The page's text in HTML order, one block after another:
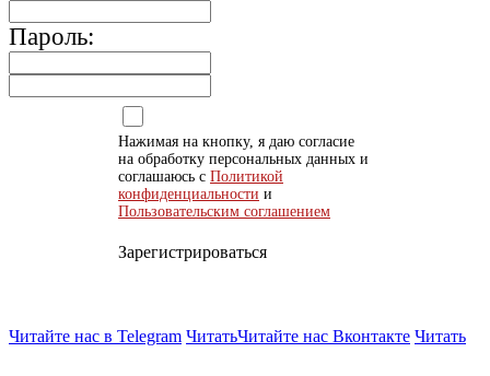
Пароль:
Нажимая на кнопку, я даю согласие
на обработку персональных данных и
соглашаюсь с Политикой
конфиденциальности и
Пользовательским соглашением
Зарегистрироваться
Читайте нас в Telegram ЧитатьЧитайте нас Вконтакте Читать